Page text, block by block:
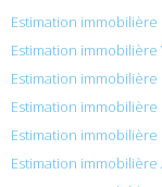
Estimation
Estimation
Estimation
Estimation immobilière
Estimation immobilière
Estimation